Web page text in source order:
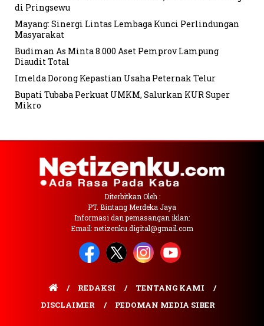
di Pringsewu
Mayang: Sinergi Lintas Lembaga Kunci Perlindungan
Masyarakat
Budiman As Minta 8.000 Aset Pemprov Lampung
Diaudit Total
Imelda Dorong Kepastian Usaha Peternak Telur
Bupati Tubaba Perkuat UMKM, Salurkan KUR Super
Mikro
Diterbitkan Oleh :
PT. Bintang Merdeka Jaya
Informasi dan pemasangan iklan:
Email: netizenku.digital@gmail.com
REDAKSI
TENTANG KAMI
DISCLAIMER
PEDOMAN MEDIA SIBER